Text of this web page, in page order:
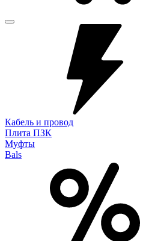
Кабель и провод
Плита ПЗК
Муфты
Bals